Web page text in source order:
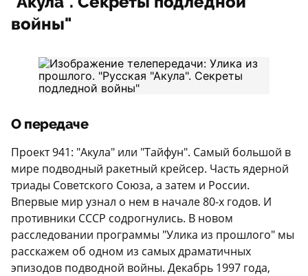
войны"
О передаче
Проект 941: "Акула" или "Тайфун". Самый большой в
мире подводный ракетный крейсер. Часть ядерной
триады Советского Союза, а затем и России.
Впервые мир узнал о нем в начале 80-х годов. И
противники СССР содрогнулись. В новом
расследовании программы "Улика из прошлого" мы
расскажем об одном из самых драматичных
эпизодов подводной войны. Декабрь 1997 года,